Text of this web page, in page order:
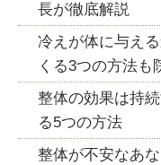
長が徹底解説
冷えが体に与え
くる3つの方法も
整体の効果は持
る5つの方法
整体が不安なあ